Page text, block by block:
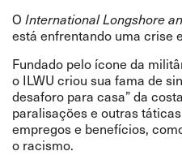
O International Longshore
está enfrentando uma crise
Fundado pelo ícone da
o ILWU criou sua fama de
desaforo para casa” da
paralisações e outras
empregos e benefícios,
o racismo.